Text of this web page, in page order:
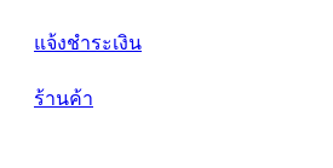
แจ้งชำระเงิน
ร้านค้า